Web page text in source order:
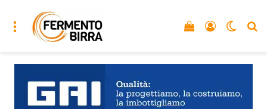
Menu Accedi
Vedi il carrello